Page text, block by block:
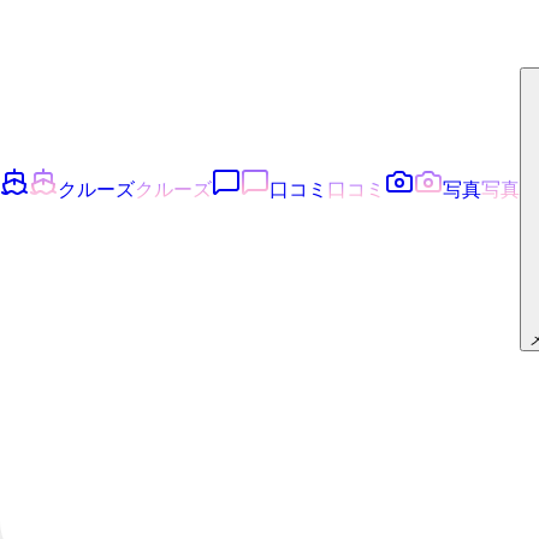
クルーズクルーズ 口コミ 口コミ 写真写真